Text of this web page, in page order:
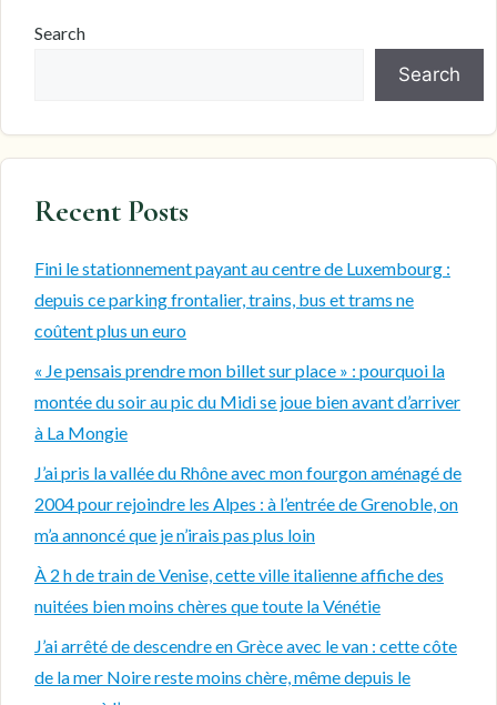
Search
Search
Recent Posts
Fini le stationnement payant au centre de Luxembourg :
depuis ce parking frontalier, trains, bus et trams ne
coûtent plus un euro
« Je pensais prendre mon billet sur place » : pourquoi la
montée du soir au pic du Midi se joue bien avant d’arriver
à La Mongie
J’ai pris la vallée du Rhône avec mon fourgon aménagé de
2004 pour rejoindre les Alpes : à l’entrée de Grenoble, on
m’a annoncé que je n’irais pas plus loin
À 2 h de train de Venise, cette ville italienne affiche des
nuitées bien moins chères que toute la Vénétie
J’ai arrêté de descendre en Grèce avec le van : cette côte
de la mer Noire reste moins chère, même depuis le